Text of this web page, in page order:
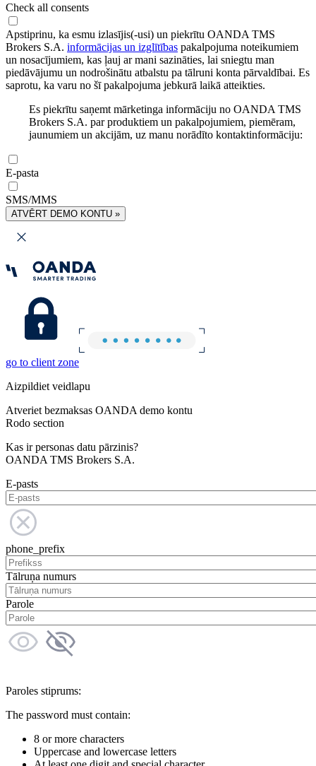
Check all consents
Apstiprinu, ka esmu izlasījis(-usi) un piekrītu OANDA TMS
Brokers S.A. informācijas un izglītības pakalpojuma noteikumiem
un nosacījumiem, kas ļauj ar mani sazināties, lai sniegtu man
piedāvājumu un nodrošinātu atbalstu pa tālruni konta pārvaldībai. Es
saprotu, ka varu no šī pakalpojuma jebkurā laikā atteikties.
Es piekrītu saņemt mārketinga informāciju no OANDA TMS
Brokers S.A. par produktiem un pakalpojumiem, piemēram,
jaunumiem un akcijām, uz manu norādīto kontaktinformāciju:
E-pasta
SMS/MMS
ATVĒRT DEMO KONTU »
go to client zone
Aizpildiet veidlapu
Atveriet bezmaksas OANDA demo kontu
Rodo section
Kas ir personas datu pārzinis?
OANDA TMS Brokers S.A.
E-pasts
phone_prefix
Tālruņa numurs
Parole
Paroles stiprums:
The password must contain:
8 or more characters
Uppercase and lowercase letters